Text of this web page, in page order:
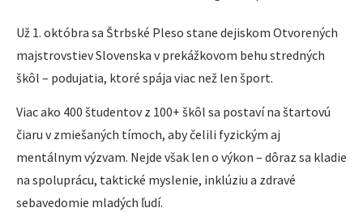
Už 1. októbra sa Štrbské Pleso stane dejiskom Otvorených
majstrovstiev Slovenska v prekážkovom behu stredných
škôl – podujatia, ktoré spája viac než len šport.
Viac ako 400 študentov z 100+ škôl sa postaví na štartovú
čiaru v zmiešaných tímoch, aby čelili fyzickým aj
mentálnym výzvam. Nejde však len o výkon – dôraz sa kladie
na spoluprácu, taktické myslenie, inklúziu a zdravé
sebavedomie mladých ľudí.